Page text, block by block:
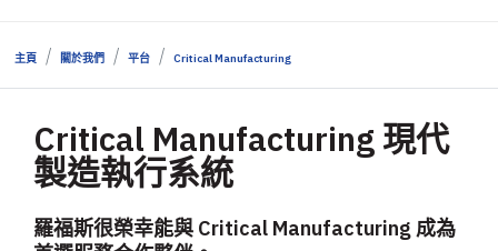
主頁 關於我們 平台 Critical Manufacturing
Critical Manufacturing 現代
製造執行系統
羅福斯很榮幸能與 Critical Manufacturing 成為